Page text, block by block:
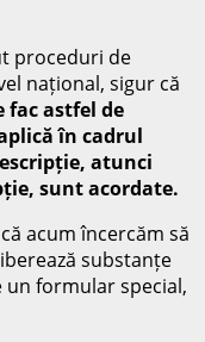
proceduri de
național, sigur că
fac astfel de
în cadrul
atunci
sunt acordate.
acum încercăm să
substanțe
un formular special,